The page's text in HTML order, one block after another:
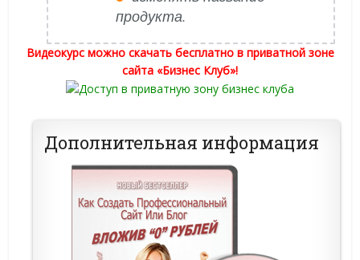
продукта.
Видеокурс можно скачать бесплатно в приватной зоне
сайта «Бизнес Клуб»!
Дополнительная информация